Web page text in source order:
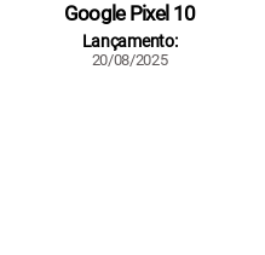
Google Pixel 10
Lançamento:
20/08/2025